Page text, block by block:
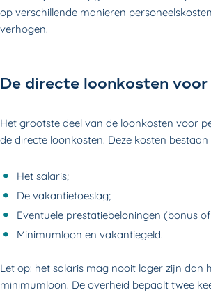
op verschillende manieren
verhogen.
De directe loonkosten voor
Het grootste deel van de loonkosten voor
de directe loonkosten. Deze kosten bestaan
Het salaris;
De vakantietoeslag;
Eventuele prestatiebeloningen (bonus
Minimumloon en vakantiegeld.
Let op: het salaris mag nooit lager zijn dan
minimumloon. De overheid bepaalt twee